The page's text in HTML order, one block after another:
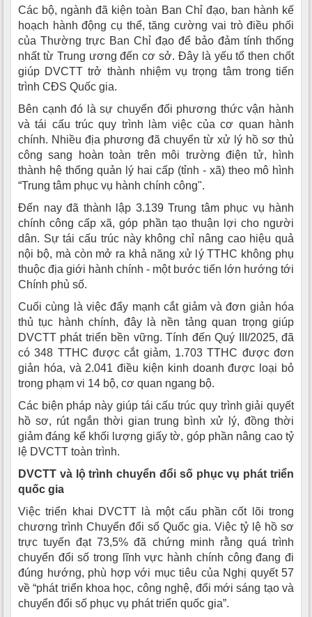
Các bộ, ngành đã kiện toàn Ban Chỉ đạo, ban hành kế
hoạch hành động cụ thể, tăng cường vai trò điều phối
của Thường trực Ban Chỉ đạo để bảo đảm tính thống
nhất từ Trung ương đến cơ sở. Đây là yếu tố then chốt
giúp DVCTT trở thành nhiệm vụ trọng tâm trong tiến
trình CĐS Quốc gia.
Bên cạnh đó là sự chuyển đổi phương thức vận hành
và tái cấu trúc quy trình làm việc của cơ quan hành
chính. Nhiều địa phương đã chuyển từ xử lý hồ sơ thủ
công sang hoàn toàn trên môi trường điện tử, hình
thành hệ thống quản lý hai cấp (tỉnh - xã) theo mô hình
“Trung tâm phục vụ hành chính công".
Đến nay đã thành lập 3.139 Trung tâm phục vụ hành
chính công cấp xã, góp phần tạo thuận lợi cho người
dân. Sự tái cấu trúc này không chỉ nâng cao hiệu quả
nội bộ, mà còn mở ra khả năng xử lý TTHC không phụ
thuộc địa giới hành chính - một bước tiến lớn hướng tới
Chính phủ số.
Cuối cùng là việc đẩy mạnh cắt giảm và đơn giản hóa
thủ tục hành chính, đây là nền tảng quan trọng giúp
DVCTT phát triển bền vững. Tính đến Quý III/2025, đã
có 348 TTHC được cắt giảm, 1.703 TTHC được đơn
giản hóa, và 2.041 điều kiện kinh doanh được loại bỏ
trong phạm vi 14 bộ, cơ quan ngang bộ.
Các biện pháp này giúp tái cấu trúc quy trình giải quyết
hồ sơ, rút ngắn thời gian trung bình xử lý, đồng thời
giảm đáng kể khối lượng giấy tờ, góp phần nâng cao tỷ
lệ DVCTT toàn trình.
DVCTT và lộ trình chuyển đổi số phục vụ phát triển
quốc gia
Việc triển khai DVCTT là một cấu phần cốt lõi trong
chương trình Chuyển đổi số Quốc gia. Việc tỷ lệ hồ sơ
trực tuyến đạt 73,5% đã chứng minh rằng quá trình
chuyển đổi số trong lĩnh vực hành chính công đang đi
đúng hướng, phù hợp với mục tiêu của Nghị quyết 57
về “phát triển khoa học, công nghệ, đổi mới sáng tạo và
chuyển đổi số phục vụ phát triển quốc gia”.